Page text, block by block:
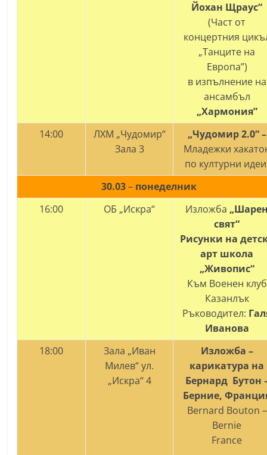
Йохан Щраус“
(Част от
концертния
„Танците на
Европа”)
в изпълнение на
ансамбъл
„Хармония”
14:00
ЛХМ „Чудомир“
Зала 3
„Чудомир 2.0“ –
Младежки
по културни
30.03– понеделник
16:00
ОБ „Искра“ Изложба
свят“
Рисунки на
арт школа
„Живопис“
Към Военен клуб
Казанлък
Ръководител:
Иванова
18:00
Зала „Иван
Милев“ ул.
„Искра“ 4
Изложба –
карикатура на
Бернард Бутон
Берние,
Bernard Bouton –
Bernie
France